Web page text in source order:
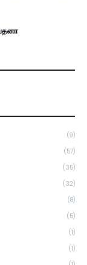
(9)
(57)
(35)
(32)
(8)
(5)
(1)
(1)